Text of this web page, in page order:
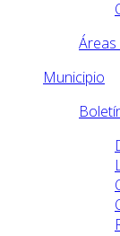
Áreas
Municipio